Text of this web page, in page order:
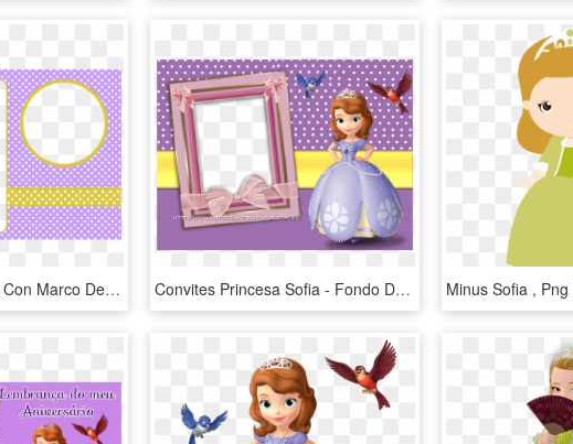
Foto Princesa Sofia Con Marco De Lunares - Sofia The First Background For Invitation, HD Png Download Convites Princesa Sofia - Fondo De Princesita Sofia, HD Png Download